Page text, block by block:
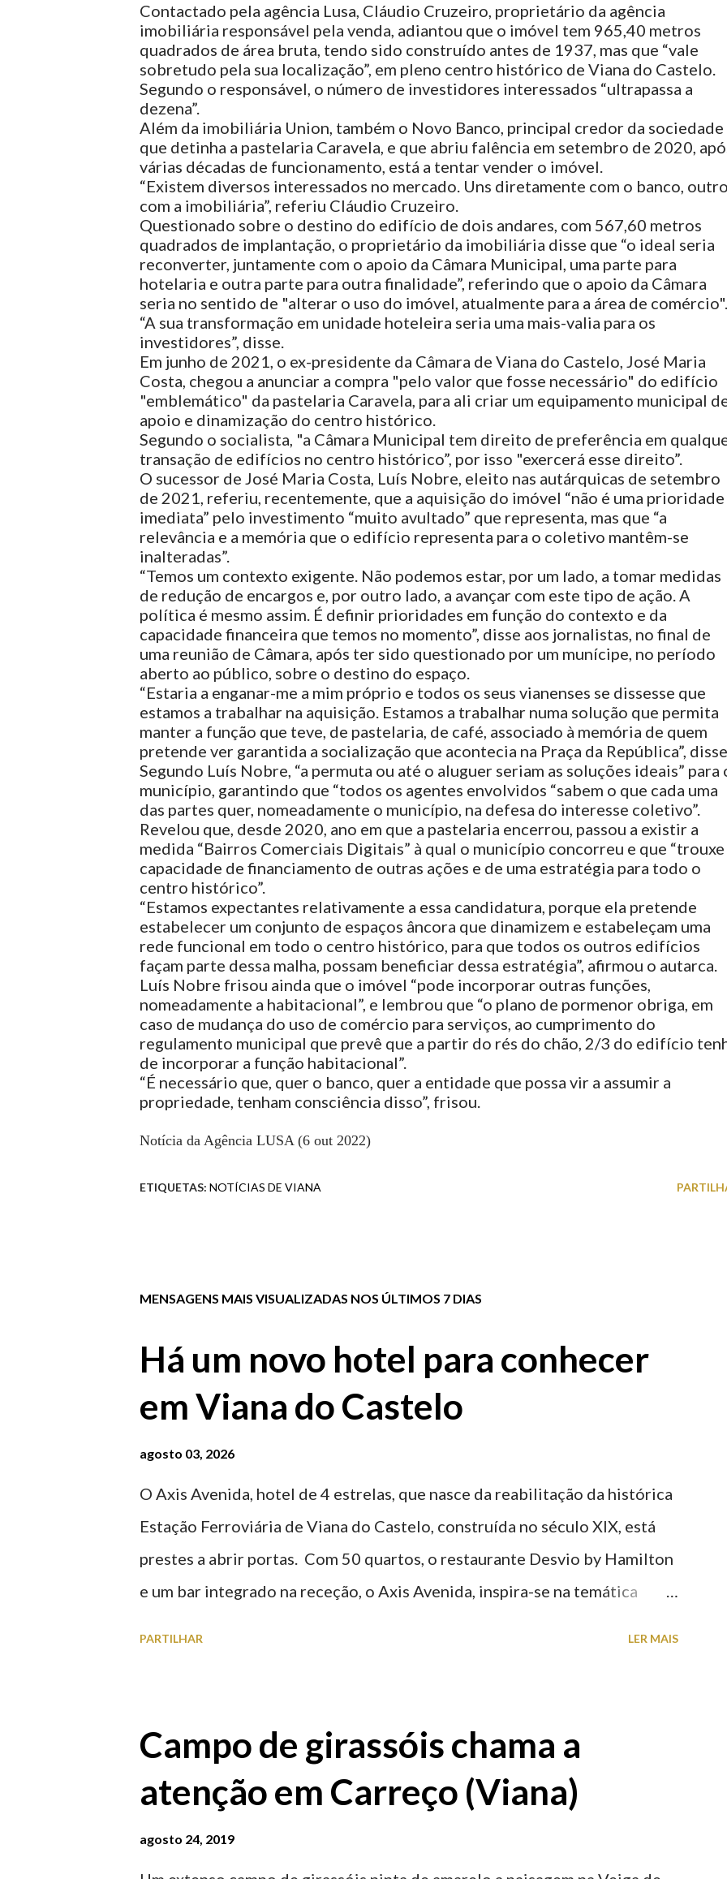
Contactado pela agência Lusa, Cláudio Cruzeiro, proprietário da agência
imobiliária responsável pela venda, adiantou que o imóvel tem 965,40 metros
quadrados de área bruta, tendo sido construído antes de 1937, mas que “vale
sobretudo pela sua localização”, em pleno centro histórico de Viana do Castelo.
Segundo o responsável, o número de investidores interessados “ultrapassa a
dezena”.
Além da imobiliária Union, também o Novo Banco, principal credor da sociedade
que detinha a pastelaria Caravela, e que abriu falência em setembro de 2020,
várias décadas de funcionamento, está a tentar vender o imóvel.
“Existem diversos interessados no mercado. Uns diretamente com o banco,
com a imobiliária”, referiu Cláudio Cruzeiro.
Questionado sobre o destino do edifício de dois andares, com 567,60 metros
quadrados de implantação, o proprietário da imobiliária disse que “o ideal seria
reconverter, juntamente com o apoio da Câmara Municipal, uma parte para
hotelaria e outra parte para outra finalidade”, referindo que o apoio da Câmara
seria no sentido de "alterar o uso do imóvel, atualmente para a área de comércio".
“A sua transformação em unidade hoteleira seria uma mais-valia para os
investidores”, disse.
Em junho de 2021, o ex-presidente da Câmara de Viana do Castelo, José Maria
Costa, chegou a anunciar a compra "pelo valor que fosse necessário" do edifício
"emblemático" da pastelaria Caravela, para ali criar um equipamento municipal
apoio e dinamização do centro histórico.
Segundo o socialista, "a Câmara Municipal tem direito de preferência em
transação de edifícios no centro histórico”, por isso "exercerá esse direito”.
O sucessor de José Maria Costa, Luís Nobre, eleito nas autárquicas de setembro
de 2021, referiu, recentemente, que a aquisição do imóvel “não é uma prioridade
imediata” pelo investimento “muito avultado” que representa, mas que “a
relevância e a memória que o edifício representa para o coletivo mantêm-se
inalteradas”.
“Temos um contexto exigente. Não podemos estar, por um lado, a tomar medidas
de redução de encargos e, por outro lado, a avançar com este tipo de ação. A
política é mesmo assim. É definir prioridades em função do contexto e da
capacidade financeira que temos no momento”, disse aos jornalistas, no final de
uma reunião de Câmara, após ter sido questionado por um munícipe, no período
aberto ao público, sobre o destino do espaço.
“Estaria a enganar-me a mim próprio e todos os seus vianenses se dissesse que
estamos a trabalhar na aquisição. Estamos a trabalhar numa solução que permita
manter a função que teve, de pastelaria, de café, associado à memória de quem
pretende ver garantida a socialização que acontecia na Praça da República”,
Segundo Luís Nobre, “a permuta ou até o aluguer seriam as soluções ideais” para
município, garantindo que “todos os agentes envolvidos “sabem o que cada uma
das partes quer, nomeadamente o município, na defesa do interesse coletivo”.
Revelou que, desde 2020, ano em que a pastelaria encerrou, passou a existir a
medida “Bairros Comerciais Digitais” à qual o município concorreu e que “trouxe
capacidade de financiamento de outras ações e de uma estratégia para todo o
centro histórico”.
“Estamos expectantes relativamente a essa candidatura, porque ela pretende
estabelecer um conjunto de espaços âncora que dinamizem e estabeleçam uma
rede funcional em todo o centro histórico, para que todos os outros edifícios
façam parte dessa malha, possam beneficiar dessa estratégia”, afirmou o autarca.
Luís Nobre frisou ainda que o imóvel “pode incorporar outras funções,
nomeadamente a habitacional”, e lembrou que “o plano de pormenor obriga, em
caso de mudança do uso de comércio para serviços, ao cumprimento do
regulamento municipal que prevê que a partir do rés do chão, 2/3 do edifício
de incorporar a função habitacional”.
“É necessário que, quer o banco, quer a entidade que possa vir a assumir a
propriedade, tenham consciência disso”, frisou.
Notícia da Agência LUSA (6 out 2022)
ETIQUETAS: NOTÍCIAS DE VIANA
MENSAGENS MAIS VISUALIZADAS NOS ÚLTIMOS 7 DIAS
Há um novo hotel para conhecer
em Viana do Castelo
agosto 03, 2026
O Axis Avenida, hotel de 4 estrelas, que nasce da reabilitação da histórica
Estação Ferroviária de Viana do Castelo, construída no século XIX, está
prestes a abrir portas. Com 50 quartos, o restaurante Desvio by Hamilton
e um bar integrado na receção, o Axis Avenida, inspira-se na temática
PARTILHAR LER MAIS
Campo de girassóis chama a
atenção em Carreço (Viana)
agosto 24, 2019